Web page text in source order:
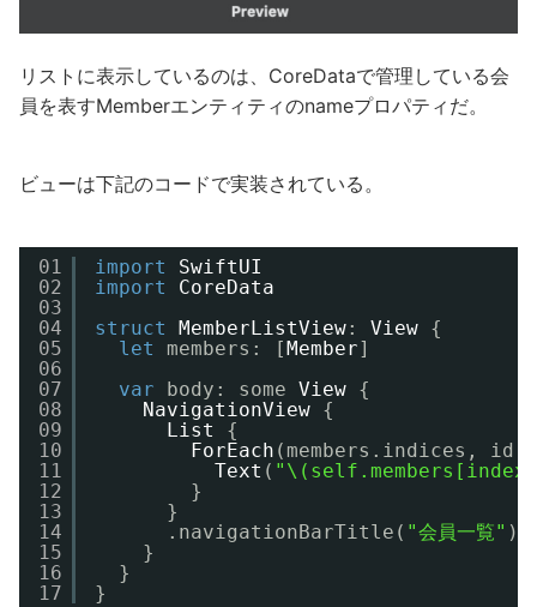
リストに表示しているのは、CoreDataで管理している会
員を表すMemberエンティティのnameプロパティだ。
ビューは下記のコードで実装されている。
01
02
03
04
05
06
07
08
09
10
11
12
13
14
15
16
17
import
SwiftUI
import
CoreData
struct
MemberListView: View {
let
members: [ Member]
var
body: some View {
NavigationView {
List
{
ForEach (members.indices,
Text (
}
}
.navigationBarTitle( "会員一覧" )
}
}
}